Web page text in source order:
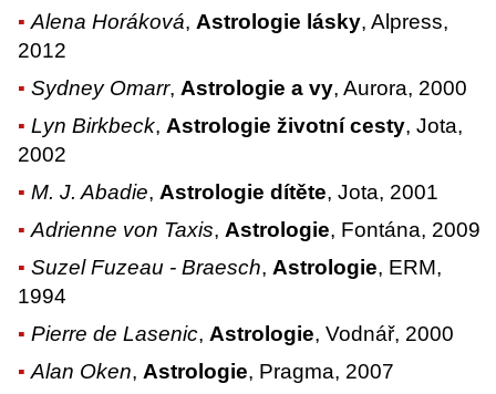
Alena Horáková,Astrologie lásky, Alpress,
2012
Sydney Omarr,Astrologie a vy, Aurora, 2000
Lyn Birkbeck,Astrologie životní cesty, Jota,
2002
M. J. Abadie,Astrologie dítěte, Jota, 2001
Adrienne von Taxis,Astrologie, Fontána, 2009
Suzel Fuzeau - Braesch,Astrologie, ERM,
1994
Pierre de Lasenic,Astrologie, Vodnář, 2000
Alan Oken,Astrologie, Pragma, 2007